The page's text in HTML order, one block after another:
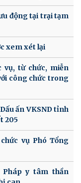
động tại trại tạm
xem xét lại
vụ, từ chức, miễn
công chức trong
ấn VKSND tỉnh
205
vụ Phó Tổng
y tâm thần